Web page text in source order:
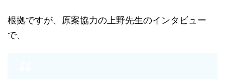
根拠ですが、原案協力の上野先生のインタビュー
で、